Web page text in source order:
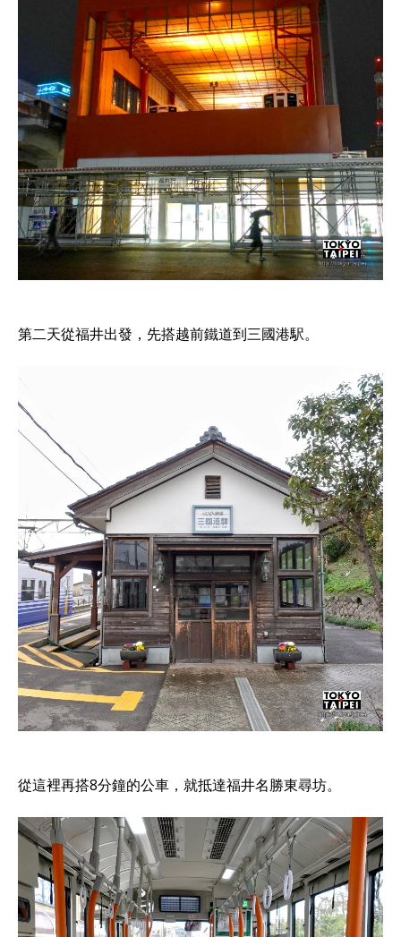
第二天從福井出發，先搭越前鐵道到三國港駅。
從這裡再搭8分鐘的公車，就抵達福井名勝東尋坊。